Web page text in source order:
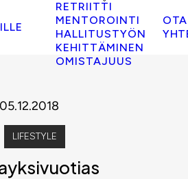
RETRIITTI
MENTOROINTI
HALLITUSTYÖN
KEHITTÄMINEN
OMISTAJUUS
OTA
05.12.2018
LIFESTYLE